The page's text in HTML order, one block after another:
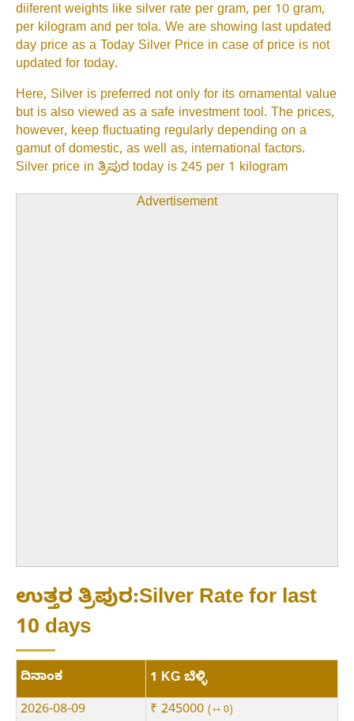
diiferent weights like silver rate per gram, per 10 gram,
per kilogram and per tola. We are showing last updated
day price as a Today Silver Price in case of price is not
updated for today.
Here, Silver is preferred not only for its ornamental value
but is also viewed as a safe investment tool. The prices,
however, keep fluctuating regularly depending on a
gamut of domestic, as well as, international factors.
Silver price in ತ್ರಿಪುರ today is 245 per 1 kilogram
Advertisement
ಉತ್ತರ ತ್ರಿಪುರ:Silver Rate for last
10 days
ದಿನಾಂಕ
1 KG ಬೆಳ್ಳಿ
2026-08-09
₹ 245000 ⇿ 0